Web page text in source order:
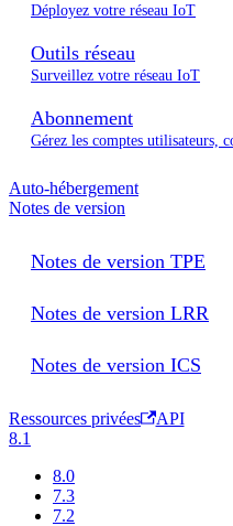
Déployez votre réseau IoT
Outils réseau
Surveillez votre réseau IoT
Abonnement
Gérez les comptes utilisateurs,
Auto-hébergement
Notes de version
Notes de version TPE
Notes de version LRR
Notes de version ICS
Ressources privées
API
8.1
8.0
7.3
7.2